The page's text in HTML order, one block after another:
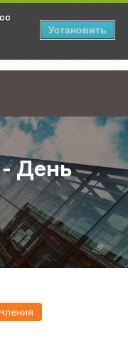
Установить
2019 - День
- День